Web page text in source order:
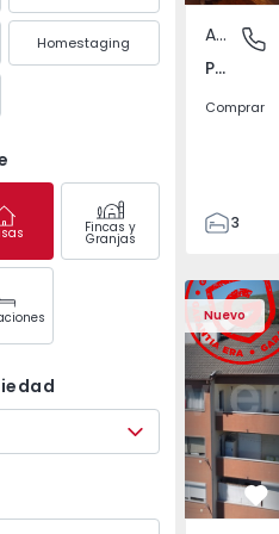
Homestaging
Fincas y
Granjas
Póvoa
Apartamento
Póvoa de Varzim, Beiriz e Argivai, Porto
Comprar
3
138
153
2
Nuevo
Apartamento T2